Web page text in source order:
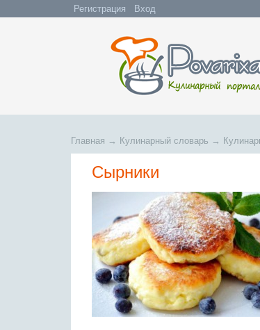
Регистрация Вход
Главная → Кулинарный словарь →
Сырники